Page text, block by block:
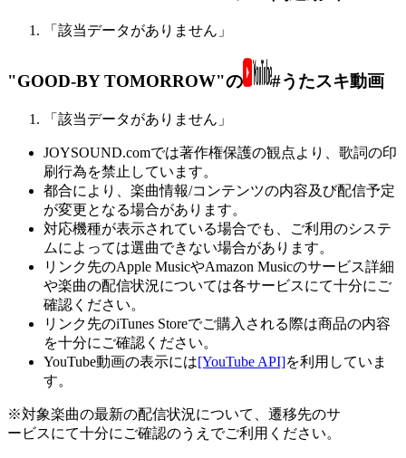
「該当データがありません」
"GOOD-BY TOMORROW"の #うたスキ動画
「該当データがありません」
JOYSOUND.comでは著作権保護の観点より、歌詞の印
刷行為を禁止しています。
都合により、楽曲情報/コンテンツの内容及び配信予定
が変更となる場合があります。
対応機種が表示されている場合でも、ご利用のシステ
ムによっては選曲できない場合があります。
リンク先のApple MusicやAmazon Musicのサービス詳細
や楽曲の配信状況については各サービスにて十分にご
確認ください。
リンク先のiTunes Storeでご購入される際は商品の内容
を十分にご確認ください。
YouTube動画の表示には[YouTube API]を利用していま
す。
※対象楽曲の最新の配信状況について、遷移先のサ
ービスにて十分にご確認のうえでご利用ください。